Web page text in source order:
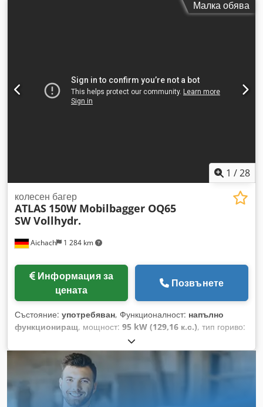
на буталото: 50 мм Cedsfbmu Sjpfx Af Hoha - Бутална
Малка обява
1 /28
Aichach 1 284 km
колесен багер
ATLAS 150W Mobilbagger OQ65
SW Vollhydr.
Информация за
цената
Позвънете
Състояние: употребяван, Функционалност: напълно
функциониращ, мощност: 95 kW (129,16 к.с.), тип гориво:
, експлоатационно тегло:
размер на гумата:315/70 R22,5, Година на производство:
, часове на работа:
задно виждане, климатик, регулируема стрела,
устройство за бърза смяна, централизирана система
за смазване, Atlas 150W мобилен багер Производствена